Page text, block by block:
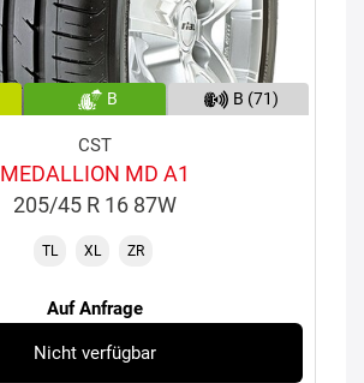
B B (71)
CST
MEDALLION MD A1
205/45 R 16 87W
TL XL ZR
Auf Anfrage
Nicht verfügbar